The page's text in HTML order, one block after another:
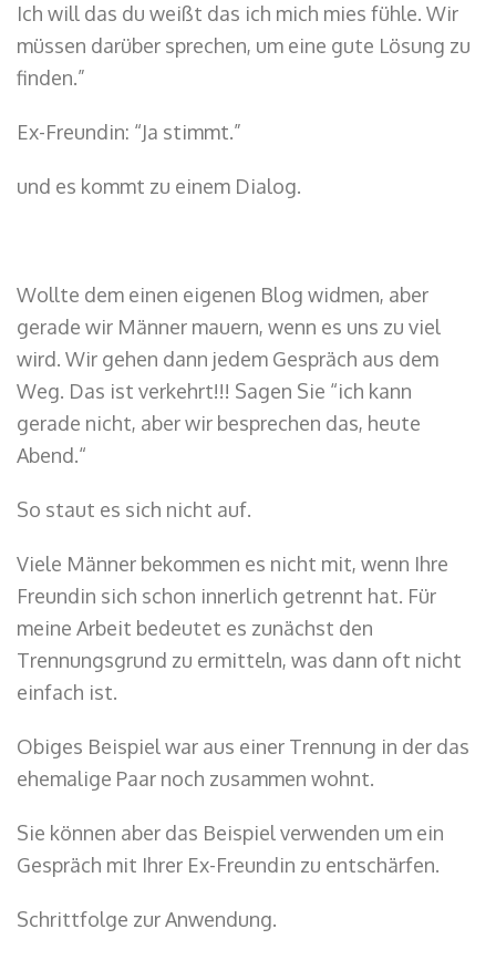
Ich will das du weißt das ich mich mies fühle. Wir
müssen darüber sprechen, um eine gute Lösung zu
finden.”
Ex-Freundin: “Ja stimmt.”
und es kommt zu einem Dialog.
Wollte dem einen eigenen Blog widmen, aber
gerade wir Männer mauern, wenn es uns zu viel
wird. Wir gehen dann jedem Gespräch aus dem
Weg. Das ist verkehrt!!! Sagen Sie “ich kann
gerade nicht, aber wir besprechen das, heute
Abend.“
So staut es sich nicht auf.
Viele Männer bekommen es nicht mit, wenn Ihre
Freundin sich schon innerlich getrennt hat. Für
meine Arbeit bedeutet es zunächst den
Trennungsgrund zu ermitteln, was dann oft nicht
einfach ist.
Obiges Beispiel war aus einer Trennung in der das
ehemalige Paar noch zusammen wohnt.
Sie können aber das Beispiel verwenden um ein
Gespräch mit Ihrer Ex-Freundin zu entschärfen.
Schrittfolge zur Anwendung.